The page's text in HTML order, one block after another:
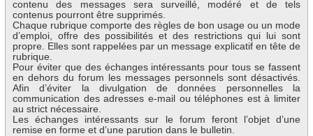
contenu des messages sera surveillé, modéré et de tels
contenus pourront être supprimés.
Chaque rubrique comporte des règles de bon usage ou un mode
d’emploi, offre des possibilités et des restrictions qui lui sont
propre. Elles sont rappelées par un message explicatif en tête de
rubrique.
Pour éviter que des échanges intéressants pour tous se fassent
en dehors du forum les messages personnels sont désactivés.
Afin d’éviter la divulgation de données personnelles la
communication des adresses e-mail ou téléphones est à limiter
au strict nécessaire.
Les échanges intéressants sur le forum feront l’objet d’une
remise en forme et d’une parution dans le bulletin.